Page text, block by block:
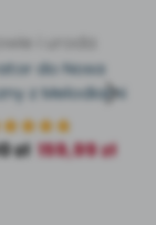
i uroda
do Nosa
z Melodiami
zł 159,99zł